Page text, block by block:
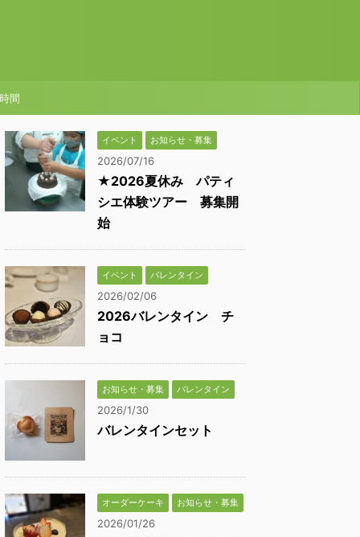
間
イベント お知らせ・募集
2026/07/16
★2026夏休み パティ
シエ体験ツアー 募集開
始
イベント バレンタイン
2026/02/06
2026バレンタイン チ
ョコ
お知らせ・募集 バレンタイン
2026/1/30
バレンタインセット
オーダーケーキ お知らせ・募集
2026/01/26